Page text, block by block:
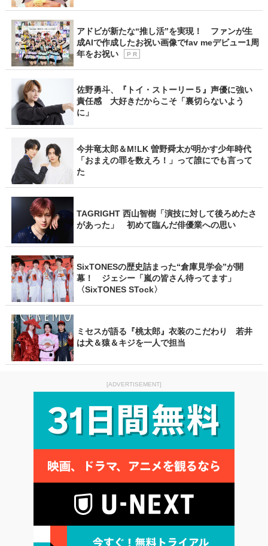
アドビが新たな“推し活”を実現！ ファンが生
成AIで作成したお祝い画像でfav meデビュー1周
年をお祝い
P R
佐野勇斗、『トイ・ストーリー５』声優に強い
責任感 大好きだからこそ「裏切らないよう
に」
今井竜太郎＆M!LK 曽野舜太が明かす少年時代
「おまえの罪を数えろ！」って誰にでも言って
た
TAGRIGHT 西山智樹「演技に対して後ろめたさ
があった」 初めて臨んだ俳優業への思い
SixTONESの歴史詰まった“倉庫見学会”が開
幕！ ジェシー「嵐の皆さん待ってます」
〈SixTONES STock〉
ミセスが語る『桃太郎』衣装のこだわり 若井
は犬＆猿＆キジを一人で担当
[ADVERTISEMENT]